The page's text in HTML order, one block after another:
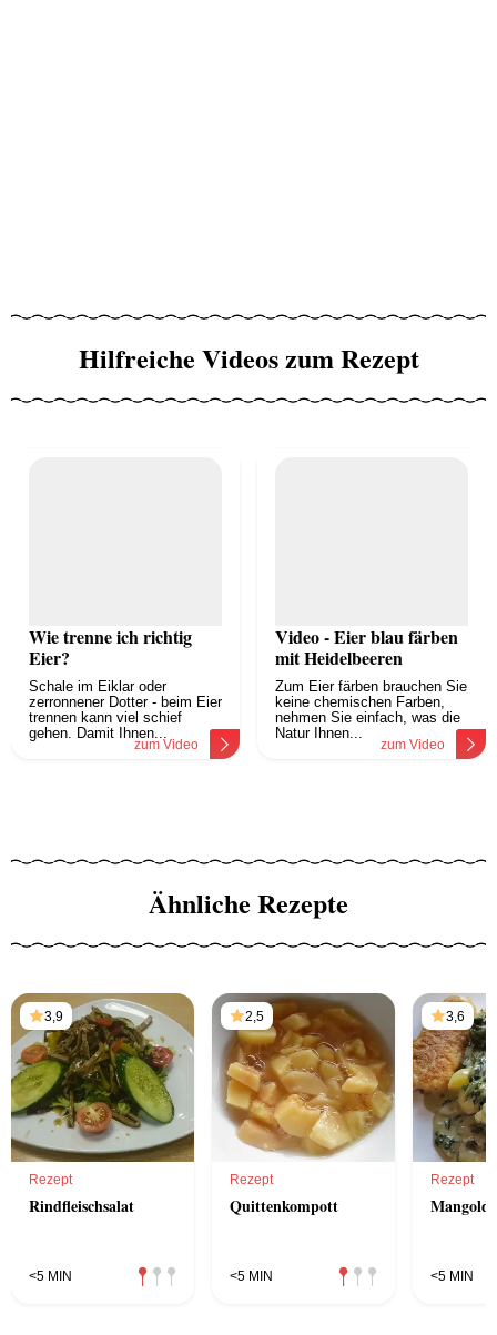
Hilfreiche Videos zum Rezept
Wie trenne ich richtig
Eier?
Schale im Eiklar oder
zerronnener Dotter - beim Eier
trennen kann viel schief
gehen. Damit Ihnen...
zum Video
Video - Eier blau färben
mit Heidelbeeren
Zum Eier färben brauchen Sie
keine chemischen Farben,
nehmen Sie einfach, was die
Natur Ihnen...
zum Video
Ähnliche Rezepte
3,9
Rezept
Rindfleischsalat
<5 MIN
2,5
Rezept
Quittenkompott
<5 MIN
3,6
Rezept
<5 MIN